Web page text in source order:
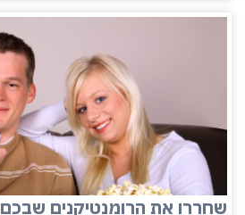
שחררו את הרומנטיקנים שבכם